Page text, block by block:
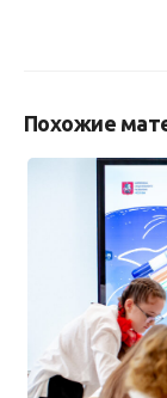
Похожие